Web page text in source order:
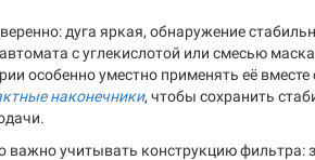
дуга яркая, обнаружение
с углекислотой или смесью
особенно уместно применять её вместе
наконечники, чтобы сохранить
учитывать конструкцию фильтра: